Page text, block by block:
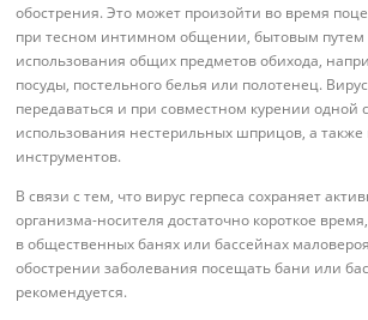
обострения. Это может произойти во время
при тесном интимном общении, бытовым путем
использования общих предметов обихода,
посуды, постельного белья или полотенец.
передаваться и при совместном курении одной
использования нестерильных шприцов, а
инструментов.
В связи с тем, что вирус герпеса сохраняет
организма-носителя достаточно короткое
в общественных банях или бассейнах
обострении заболевания посещать бани или
рекомендуется.